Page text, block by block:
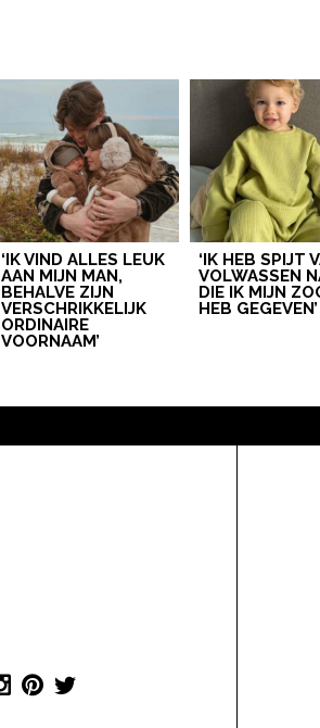
‘IK VIND ALLES LEUK
AAN MIJN MAN,
BEHALVE ZIJN
VERSCHRIKKELIJK
ORDINAIRE
VOORNAAM’
‘IK HEB SPIJT
VOLWASSEN
DIE IK MIJN
HEB GEGEVEN’